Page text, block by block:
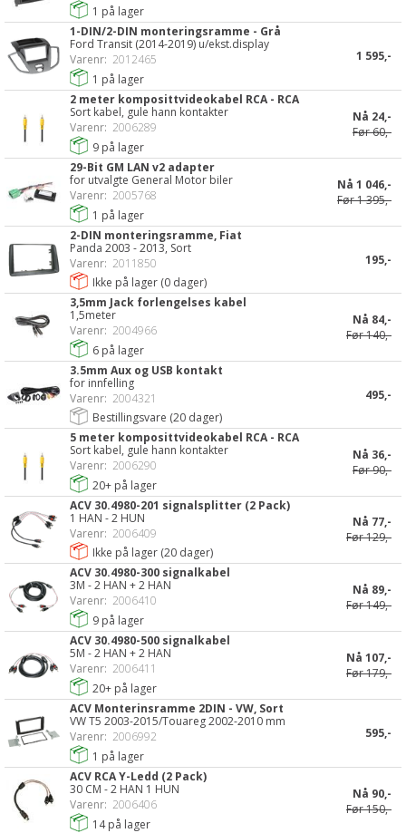
1 på lager
1-DIN/2-DIN monteringsramme - Grå
Ford Transit (2014-2019) u/ekst.display
Varenr: 2012465
1 på lager
1 595,-
2 meter komposittvideokabel RCA - RCA
Sort kabel, gule hann kontakter
Varenr: 2006289
9 på lager
Nå 24,-
Før60,-
29-Bit GM LAN v2 adapter
for utvalgte General Motor biler
Varenr: 2005768
1 på lager
Nå 1 046,-
Før1 395,-
2-DIN monteringsramme, Fiat
Panda 2003 - 2013, Sort
Varenr: 2011850
Ikke på lager (0 dager)
195,-
3,5mm Jack forlengelses kabel
1,5meter
Varenr: 2004966
6 på lager
Nå 84,-
Før140,-
3.5mm Aux og USB kontakt
for innfelling
Varenr: 2004321
Bestillingsvare (20 dager)
495,-
5 meter komposittvideokabel RCA - RCA
Sort kabel, gule hann kontakter
Varenr: 2006290
20+ på lager
Nå 36,-
Før90,-
ACV 30.4980-201 signalsplitter (2 Pack)
1 HAN - 2 HUN
Varenr: 2006409
Ikke på lager (20 dager)
Nå 77,-
Før129,-
ACV 30.4980-300 signalkabel
3M - 2 HAN + 2 HAN
Varenr: 2006410
9 på lager
Nå 89,-
Før149,-
ACV 30.4980-500 signalkabel
5M - 2 HAN + 2 HAN
Varenr: 2006411
20+ på lager
Nå 107,-
Før179,-
ACV Monterinsramme 2DIN - VW, Sort
VW T5 2003-2015/Touareg 2002-2010 mm
Varenr: 2006992
1 på lager
595,-
ACV RCA Y-Ledd (2 Pack)
30 CM - 2 HAN 1 HUN
Varenr: 2006406
14på lager
Nå 90,-
Før150,-